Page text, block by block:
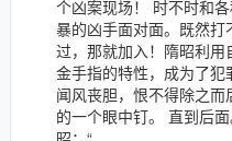
个凶案现场！ 时不时和
暴的凶手面对面。既然打
过，那就加入！隋昭利用
金手指的特性，成为了犯
闻风丧胆，恨不得除之而
的一个眼中钉。 直到后